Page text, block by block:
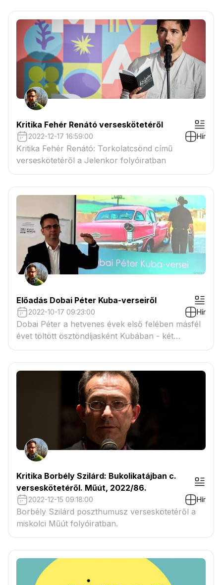
Kritika Fehér Renátó verseskötetéről
2022-12-17 16:59:00 Hír
Kritika Fehér Renátó: Torkolatcsönd című
verseskötetéről a Jelenkor folyóiratban
Előadás Dobai Péter Kuba-verseiről
2022-10-17 09:23:00 Hír
Dobai Péter a hetvenes évek első felében másfél
évet töltött ösztöndíjasként Kubában - két
kisregénye és két verseskötete szól erről az
időszakról. Előadásomban a verseket vizsgáltam.
Kritika Borbély Szilárd: Bukolikatájban c.
verseskötetéről. Műút, 2022/86.
2022-12-15 09:18:00 Hír
Borbély Szilárd poszthumusz verseskötetéről a
miskolci Műút folyóiratban.